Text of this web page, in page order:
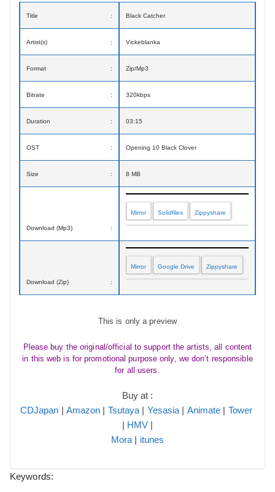
Title : Black Catcher
Artist(s) : Vickeblanka
Format : Zip/Mp3
Bitrate : 320kbps
Duration : 03:15
OST : Opening 10 Black Clover
Size : 8 MB
Download (Mp3) :
Mirror Solidfiles Zippyshare
Download (Zip) :
Mirror Google Drive Zippyshare
This is only a preview
Please buy the original/official to support the artists, all content
in this web is for promotional purpose only, we don’t responsible
for all users.
Buy at :
CDJapan | Amazon | Tsutaya | Yesasia | Animate | Tower
| HMV |
Mora | itunes
Keywords: